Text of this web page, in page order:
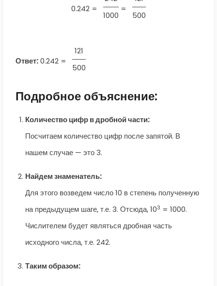
0.242 =
1000
=
500
Ответ: 0.242 =
121
500
Подробное объяснение:
Количество цифр в дробной части:
Посчитаем количество цифр после запятой. В
нашем случае — это 3.
Найдем знаменатель:
Для этого возведем число 10 в степень полученную
на предыдущем шаге, т.е. 3. Отсюда, 103 = 1000.
Числителем будет являться дробная часть
исходного числа, т.е. 242.
Таким образом: